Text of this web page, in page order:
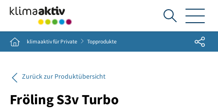
Ich
suche...
Home klimaaktiv für Private Topprodukte Share
Zurück zur Produktübersicht
Fröling S3v Turbo